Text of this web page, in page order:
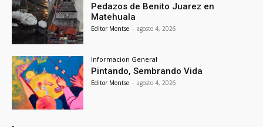
Pedazos de Benito Juarez en
Matehuala
Editor Montse - agosto 4, 2026
Informacion General
Pintando, Sembrando Vida
Editor Montse - agosto 4, 2026